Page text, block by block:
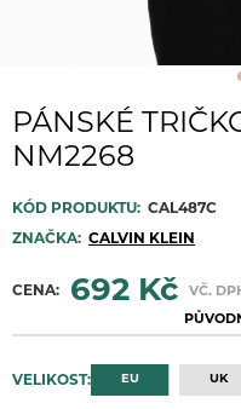
PÁNSKÉ
NM2268
KÓD PRODUKTU: CAL487C
ZNAČKA: CALVIN KLEIN
CENA: 692 Kč VČ.
VELIKOST: EU UK